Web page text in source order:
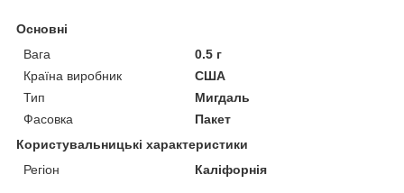
Основні
Вага
0.5 г
Країна виробник
США
Тип
Мигдаль
Фасовка
Пакет
Користувальницькі характеристики
Регіон
Каліфорнія